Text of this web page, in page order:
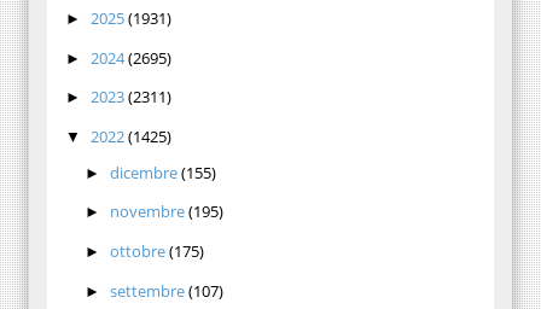
► 2025(1931)
► 2024(2695)
► 2023(2311)
▼ 2022(1425)
► dicembre(155)
► novembre(195)
► ottobre(175)
► settembre(107)